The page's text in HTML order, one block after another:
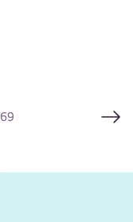
69